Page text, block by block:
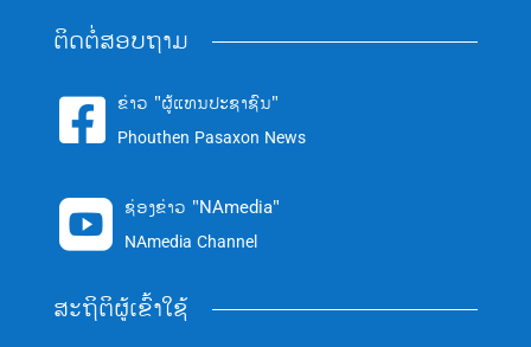
ຕິດຕໍ່ສອບຖາມ
 ຂ່າວ "ຜູ້ແທນປະຊາຊົນ"
Phouthen Pasaxon News
 ຊ່ອງຂ່າວ "NAmedia"
NAmedia Channel
ສະຖິຕິຜູ້ເຂົ້າໃຊ້